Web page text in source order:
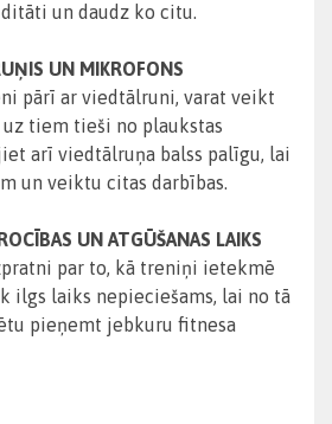
un daudz ko citu.
UN MIKROFONS
pārī ar viedtālruni, varat veikt
tiem tieši no plaukstas
arī viedtālruņa balss palīgu, lai
un veiktu citas darbības.
UN ATGŪŠANAS LAIKS
par to, kā treniņi ietekmē
ilgs laiks nepieciešams, lai no tā
pieņemt jebkuru fitnesa